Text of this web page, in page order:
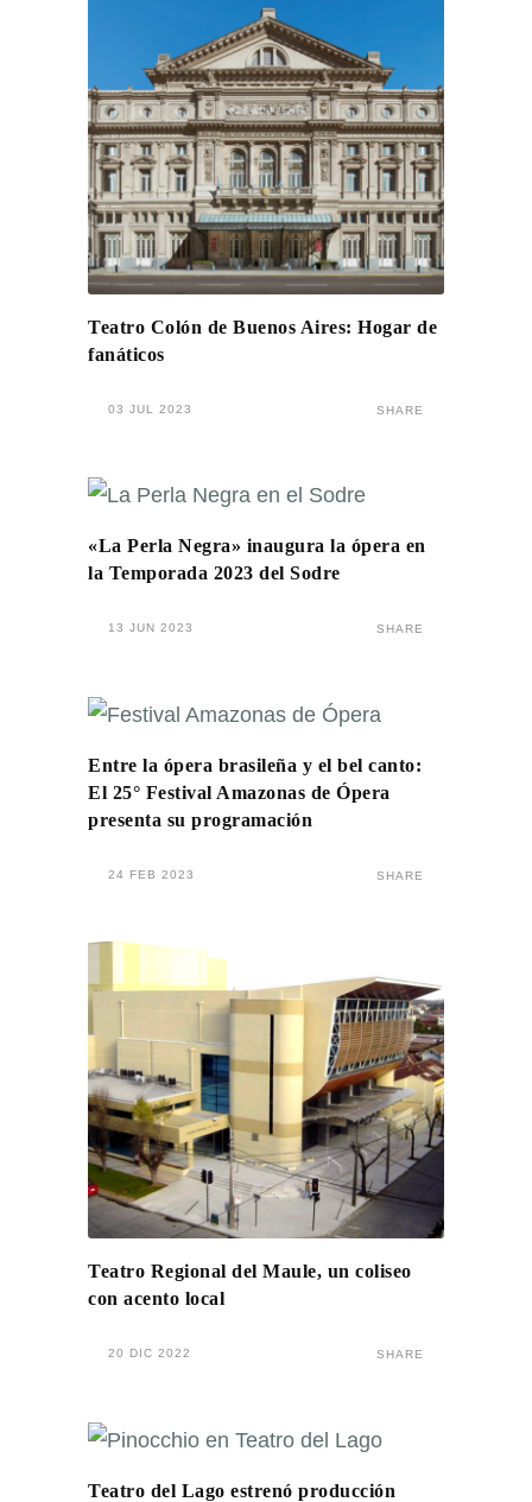
Teatro Colón de Buenos Aires: Hogar de
fanáticos
03 JUL 2023 SHARE
«La Perla Negra» inaugura la ópera en
la Temporada 2023 del Sodre
13 JUN 2023 SHARE
Entre la ópera brasileña y el bel canto:
El 25° Festival Amazonas de Ópera
presenta su programación
24 FEB 2023 SHARE
Teatro Regional del Maule, un coliseo
con acento local
20 DIC 2022 SHARE
Teatro del Lago estrenó producción